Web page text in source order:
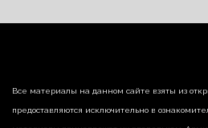
Все материалы на данном сайте взяты из
предоставляются исключительно в